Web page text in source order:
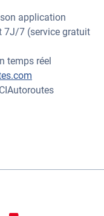
application
7J/7 (service gratuit
temps réel